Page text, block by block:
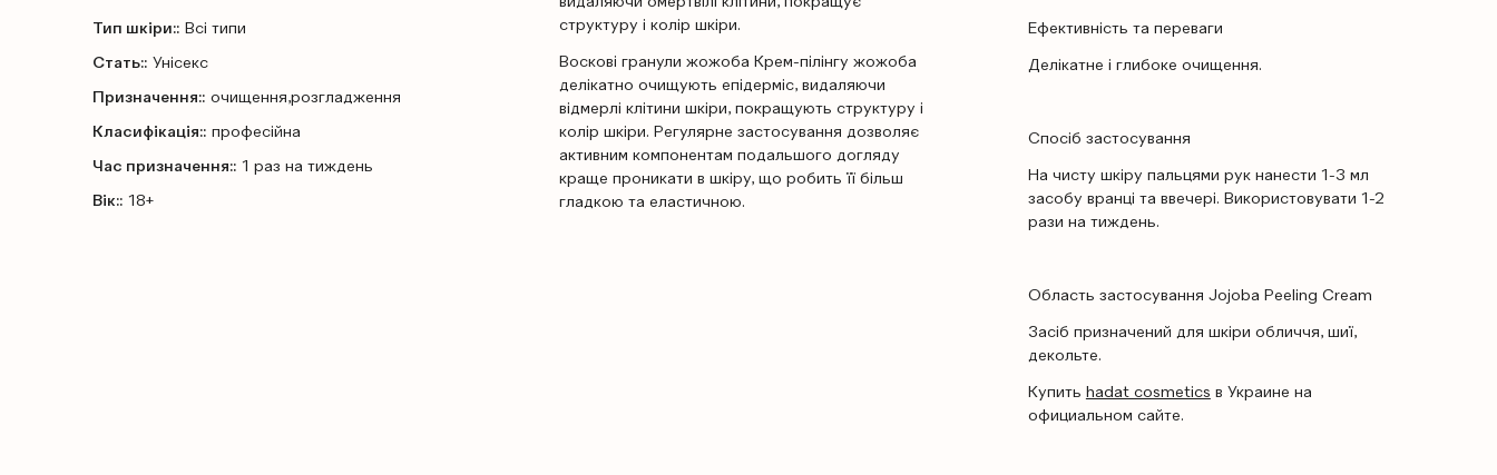
Тип шкіри:: Всі типи
Стать:: Унісекс
Призначення:: очищення,розгладження
Класифікація:: професійна
Час призначення:: 1 раз на тиждень
Вік:: 18+
структуру і колір шкіри.
Воскові гранули жожоба Крем-пілінгу жожоба
делікатно очищують епідерміс, видаляючи
відмерлі клітини шкіри, покращують структуру і
колір шкіри. Регулярне застосування дозволяє
активним компонентам подальшого догляду
краще проникати в шкіру, що робить її більш
гладкою та еластичною.
Ефективність та переваги
Делікатне і глибоке очищення.
Спосіб застосування
На чисту шкіру пальцями рук нанести 1-3 мл
засобу вранці та ввечері. Використовувати 1-2
рази на тиждень.
Область застосування Jojoba Peeling Cream
Засіб призначений для шкіри обличчя, шиї,
декольте.
Купить hadat cosmetics в Украине на
официальном сайте.